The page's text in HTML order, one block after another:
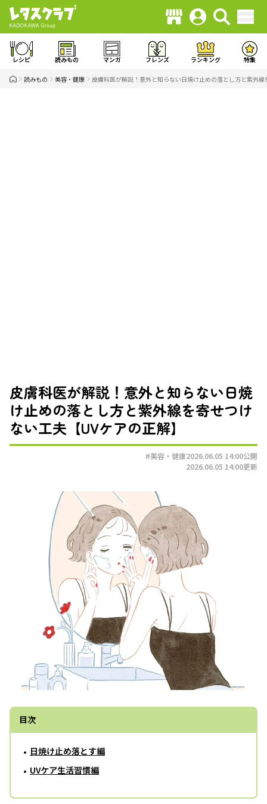
レシピ 読みもの マンガ フレンズ ランキング 特集
読みもの 美容・健康 皮膚科医が解説！意外と知らない日焼け止めの落とし方と紫外
皮膚科医が解説！意外と知らない日焼
け止めの落とし方と紫外線を寄せつけ
ない工夫【UVケアの正解】
#美容・健康2026.06.05 14:00公開
2026.06.05 14:00更新
目次
日焼け止め落とす編
UVケア生活習慣編